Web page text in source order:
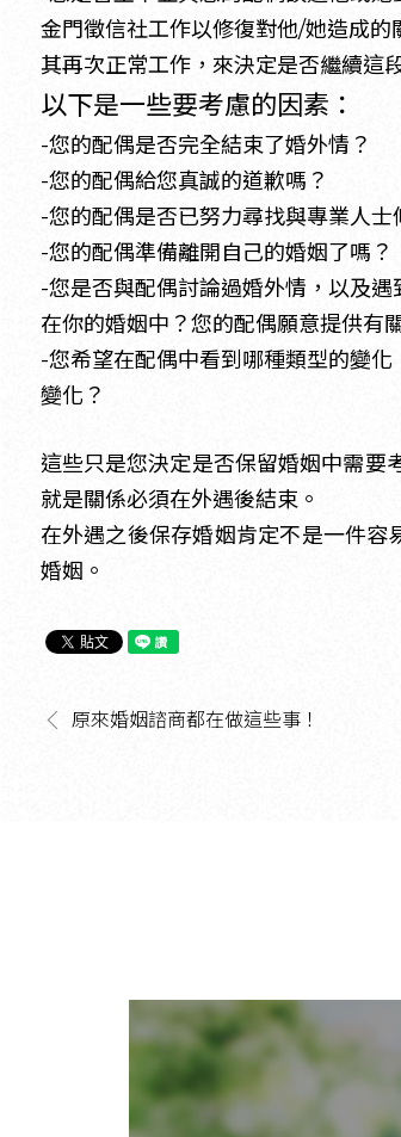
金門徵信社工作以修復對他/她造成的
其再次正常工作，來決定是否繼續這
以下是一些要考慮的因素：
-您的配偶是否完全結束了婚外情？
-您的配偶給您真誠的道歉嗎？
-您的配偶是否已努力尋找與專業人士
-您的配偶準備離開自己的婚姻了嗎？
-您是否與配偶討論過婚外情，以及遇
在你的婚姻中？您的配偶願意提供有
-您希望在配偶中看到哪種類型的變
變化？
這些只是您決定是否保留婚姻中需要
就是關係必須在外遇後結束。
在外遇之後保存婚姻肯定不是一件
婚姻。
原來婚姻諮商都在做這些事！